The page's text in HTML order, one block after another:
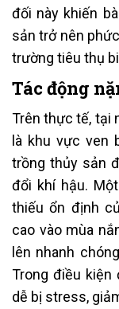
đối này khiến
sản trở nên
trường tiêu thụ
Tác động
Trên thực tế, tại
là khu vực ven
trồng thủy sản
đổi khí hậu.
thiếu ổn định
cao vào mùa
lên nhanh
Trong điều kiện
dễ bị stress,